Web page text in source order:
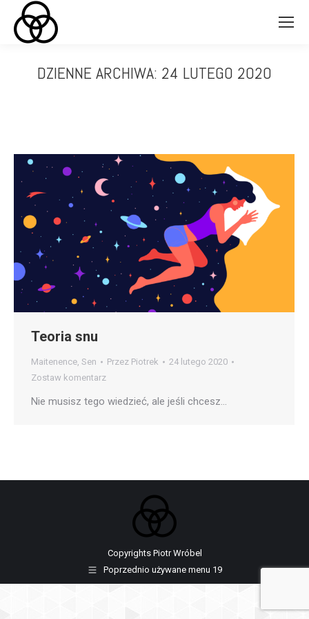
DZIENNE ARCHIWA: 24 LUTEGO 2020
Teoria snu
Maitenence, Sen Przez Piotrek
24 lutego 2020
Zostaw komentarz
Nie musisz tego wiedzieć, ale jeśli chcesz…
Copyrights Piotr Wróbel
Poprzednio używane menu 19